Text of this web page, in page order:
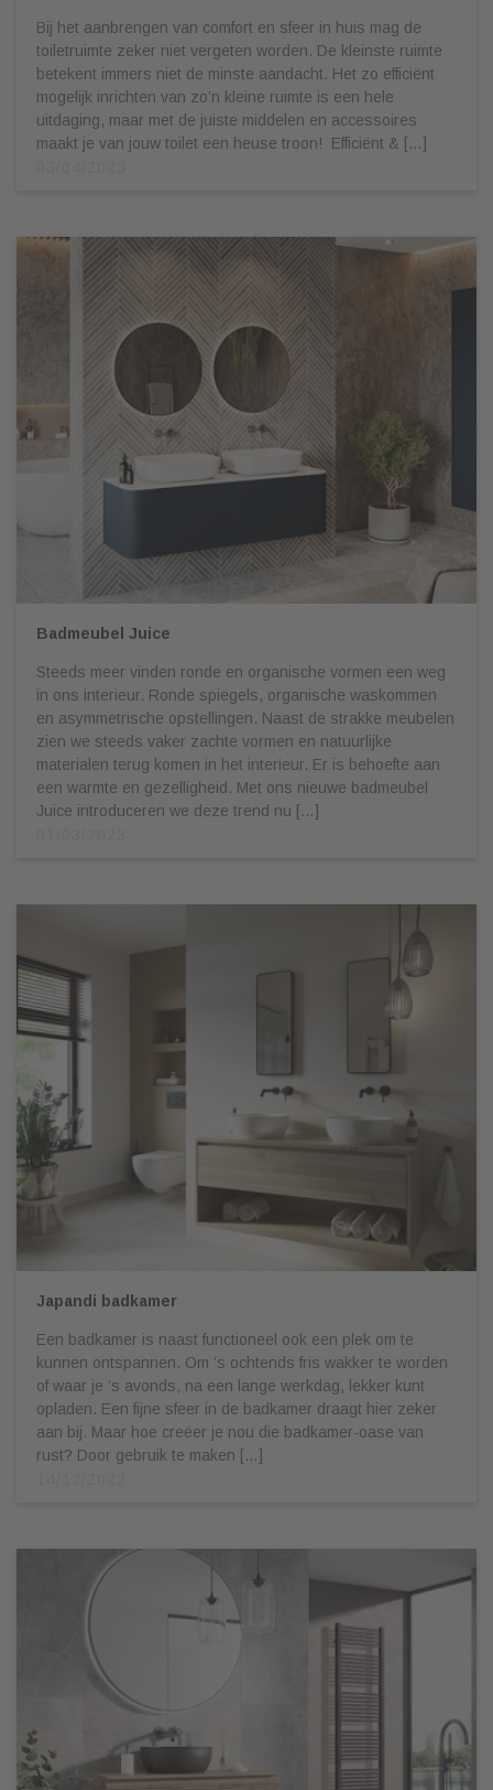
Bij het aanbrengen van comfort en sfeer in huis mag de
toiletruimte zeker niet vergeten worden. De kleinste ruimte
betekent immers niet de minste aandacht. Het zo efficiënt
mogelijk inrichten van zo’n kleine ruimte is een hele
uitdaging, maar met de juiste middelen en accessoires
maakt je van jouw toilet een heuse troon! Efficiënt & […]
Badmeubel Juice
Steeds meer vinden ronde en organische vormen een weg
in ons interieur. Ronde spiegels, organische waskommen
en asymmetrische opstellingen. Naast de strakke meubelen
zien we steeds vaker zachte vormen en natuurlijke
materialen terug komen in het interieur. Er is behoefte aan
een warmte en gezelligheid. Met ons nieuwe badmeubel
Juice introduceren we deze trend nu […]
Japandi badkamer
Een badkamer is naast functioneel ook een plek om te
kunnen ontspannen. Om ’s ochtends fris wakker te worden
of waar je ’s avonds, na een lange werkdag, lekker kunt
opladen. Een fijne sfeer in de badkamer draagt hier zeker
aan bij. Maar hoe creëer je nou die badkamer-oase van
rust? Door gebruik te maken […]